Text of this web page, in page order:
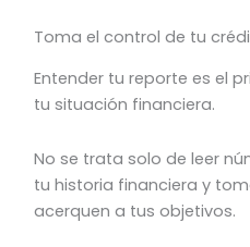
Toma el control de tu
Entender tu reporte es el
tu situación financiera.
No se trata solo de leer
tu historia financiera y
acerquen a tus objetivos.